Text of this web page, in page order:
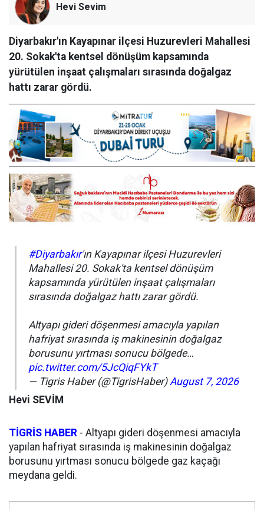
Hevi Sevim
Diyarbakır'ın Kayapınar ilçesi Huzurevleri Mahallesi
20. Sokak'ta kentsel dönüşüm kapsamında
yürütülen inşaat çalışmaları sırasında doğalgaz
hattı zarar gördü.
#Diyarbakır'ın Kayapınar ilçesi Huzurevleri
Mahallesi 20. Sokak'ta kentsel dönüşüm
kapsamında yürütülen inşaat çalışmaları
sırasında doğalgaz hattı zarar gördü.
Altyapı gideri döşenmesi amacıyla yapılan
hafriyat sırasında iş makinesinin doğalgaz
borusunu yırtması sonucu bölgede…
pic.twitter.com/5JcQiqFYkT
— Tigris Haber (@TigrisHaber) August 7, 2026
Hevi SEVİM
TİGRİS HABER - Altyapı gideri döşenmesi amacıyla
yapılan hafriyat sırasında iş makinesinin doğalgaz
borusunu yırtması sonucu bölgede gaz kaçağı
meydana geldi.